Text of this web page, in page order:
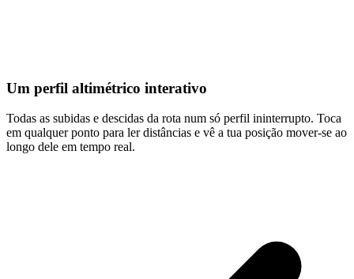
Um perfil altimétrico interativo
Todas as subidas e descidas da rota num só perfil ininterrupto. Toca
em qualquer ponto para ler distâncias e vê a tua posição mover-se ao
longo dele em tempo real.